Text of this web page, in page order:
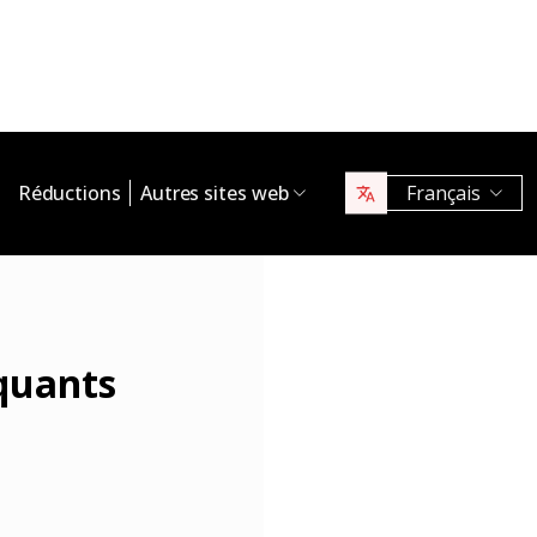
Réductions Autres sites web Français